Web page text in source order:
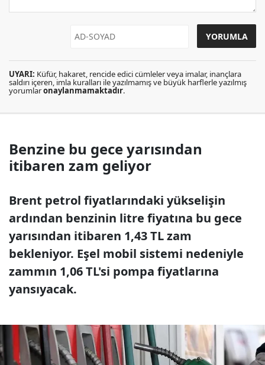
UYARI: Küfür, hakaret, rencide edici cümleler veya imalar, inançlara
saldırı içeren, imla kuralları ile yazılmamış ve büyük harflerle yazılmış
yorumlaronaylanmamaktadır.
Benzine bu gece yarısından
itibaren zam geliyor
Brent petrol fiyatlarındaki yükselişin
ardından benzinin litre fiyatına bu gece
yarısından itibaren 1,43 TL zam
bekleniyor. Eşel mobil sistemi nedeniyle
zammın 1,06 TL'si pompa fiyatlarına
yansıyacak.